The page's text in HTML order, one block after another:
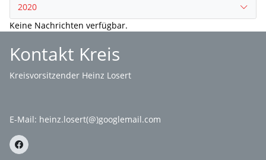
2020
Keine Nachrichten verfügbar.
Kontakt Kreis
Kreisvorsitzender Heinz Losert
E-Mail: heinz.losert(@)googlemail.com